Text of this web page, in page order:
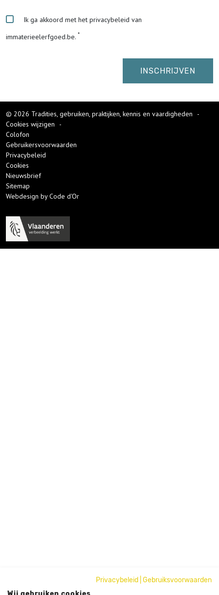
Ik ga akkoord met het privacybeleid van
immaterieelerfgoed.be.
© 2026 Tradities, gebruiken, praktijken, kennis en vaardigheden
-
Cookies wijzigen
-
Colofon
Gebruikersvoorwaarden
Privacybeleid
Cookies
Nieuwsbrief
Sitemap
Webdesign by Code d'Or
Privacybeleid
Gebruiksvoorwaarden